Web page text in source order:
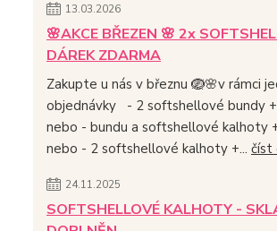
13.03.2026
🌸AKCE BŘEZEN 🌸 2x
DÁREK ZDARMA
Zakupte u nás v březnu 🪺🌸v rámci
objednávky - 2 softshellové bundy +
nebo - bundu a softshellové kalhoty
nebo - 2 softshellové kalhoty +... číst
24.11.2025
SOFTSHELLOVÉ KALHOTY -